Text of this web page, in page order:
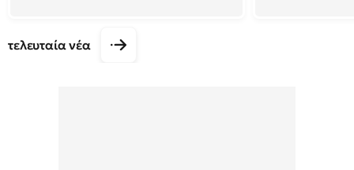
τελευταία νέα